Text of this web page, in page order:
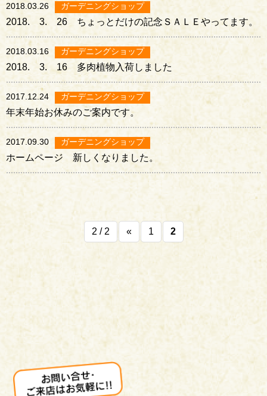
2018.03.26 ガーデニングショップ
2018. 3. 26 ちょっとだけの記念ＳＡＬＥやってます。
2018.03.16 ガーデニングショップ
2018. 3. 16 多肉植物入荷しました
2017.12.24 ガーデニングショップ
年末年始お休みのご案内です。
2017.09.30 ガーデニングショップ
ホームページ 新しくなりました。
2 / 2 « 1 2